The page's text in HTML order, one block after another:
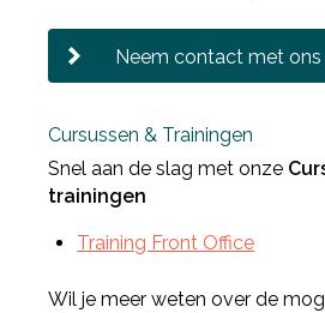
Neem contact met ons
Cursussen & Trainingen
Snel aan de slag met onze
trainingen
Training Front Office
Wil je meer weten over de